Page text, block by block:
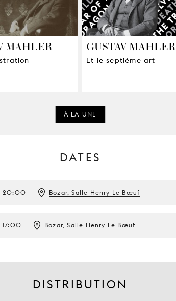
MAHLER GUSTAV MAHLER
Et le septième art
À LA UNE
DATES
20:00 Bozar, Salle Henry Le Bœuf
17:00 Bozar, Salle Henry Le Bœuf
DISTRIBUTION